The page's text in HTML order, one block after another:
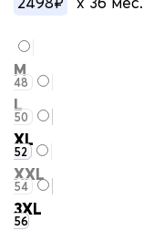
M
48
L
50
XL
52
XXL
54
3XL
56